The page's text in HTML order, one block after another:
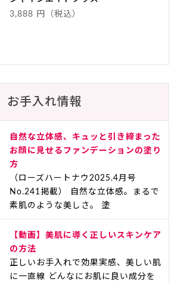
3,888 円（税込）
お手入れ情報
自然な立体感、キュッと引き締まった
お顔に見せるファンデーションの塗り
方
（ローズハートナウ2025.4月号
No.241掲載） 自然な立体感。まるで
素肌のような美しさ。 塗
【動画】美肌に導く正しいスキンケア
の方法
正しいお手入れで効果実感、美しい肌
に一直線 どんなにお肌に良い成分を